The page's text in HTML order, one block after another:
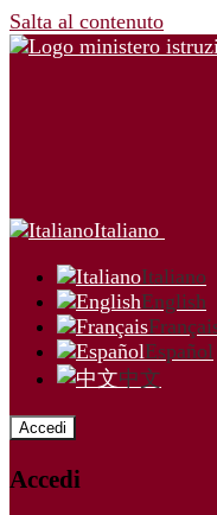
Salta al contenuto
Italiano
Italiano
English
Español
中文
Accedi
Accedi